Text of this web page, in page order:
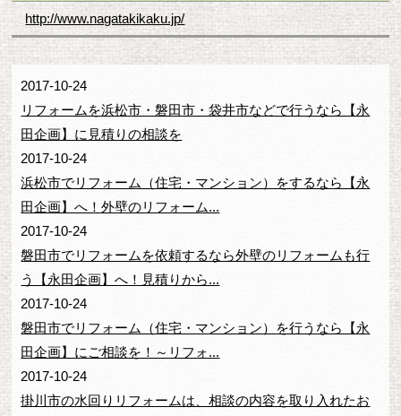
http://www.nagatakikaku.jp/
2017-10-24
リフォームを浜松市・磐田市・袋井市などで行うなら【永
田企画】に見積りの相談を
2017-10-24
浜松市でリフォーム（住宅・マンション）をするなら【永
田企画】へ！外壁のリフォーム...
2017-10-24
磐田市でリフォームを依頼するなら外壁のリフォームも行
う【永田企画】へ！見積りから...
2017-10-24
磐田市でリフォーム（住宅・マンション）を行うなら【永
田企画】にご相談を！～リフォ...
2017-10-24
掛川市の水回りリフォームは、相談の内容を取り入れたお